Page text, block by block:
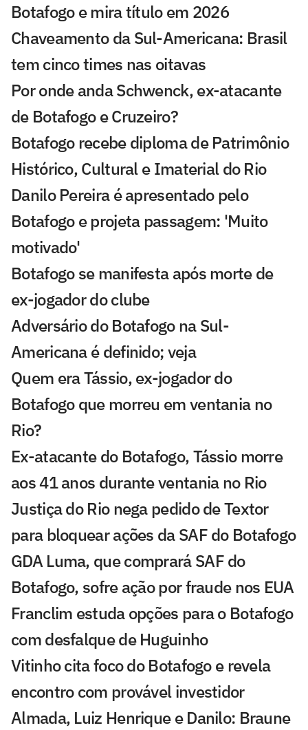
Botafogo e mira título em 2026
Chaveamento da Sul-Americana: Brasil
tem cinco times nas oitavas
Por onde anda Schwenck, ex-atacante
de Botafogo e Cruzeiro?
Botafogo recebe diploma de Patrimônio
Histórico, Cultural e Imaterial do Rio
Danilo Pereira é apresentado pelo
Botafogo e projeta passagem: 'Muito
motivado'
Botafogo se manifesta após morte de
ex-jogador do clube
Adversário do Botafogo na Sul-
Americana é definido; veja
Quem era Tássio, ex-jogador do
Botafogo que morreu em ventania no
Rio?
Ex-atacante do Botafogo, Tássio morre
aos 41 anos durante ventania no Rio
Justiça do Rio nega pedido de Textor
para bloquear ações da SAF do Botafogo
GDA Luma, que comprará SAF do
Botafogo, sofre ação por fraude nos EUA
Franclim estuda opções para o Botafogo
com desfalque de Huguinho
Vitinho cita foco do Botafogo e revela
encontro com provável investidor
Almada, Luiz Henrique e Danilo: Braune